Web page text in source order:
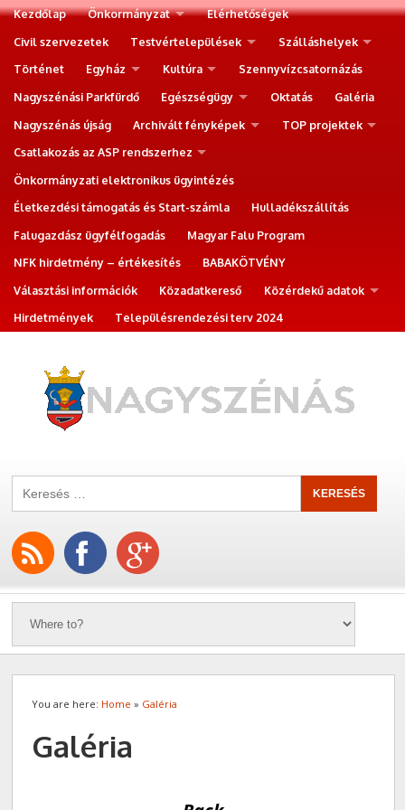
Kezdőlap Önkormányzat
Elérhetőségek
Civil szervezetek
Testvértelepülések
Szálláshelyek
Történet
Egyház Kultúra
Szennyvízcsatornázás
Nagyszénási Parkfürdő
Egészségügy Oktatás
Galéria
Nagyszénás újság
Archivált fényképek
TOP projektek
Csatlakozás az ASP rendszerhez
Önkormányzati elektronikus ügyintézés
Életkezdési támogatás és Start-számla
Hulladékszállítás
Falugazdász ügyfélfogadás
Magyar Falu Program
NFK hirdetmény – értékesítés
BABAKÖTVÉNY
Választási információk
Közadatkereső
Közérdekű adatok
Hirdetmények
Településrendezési terv 2024
You are here: Home » Galéria
Galéria